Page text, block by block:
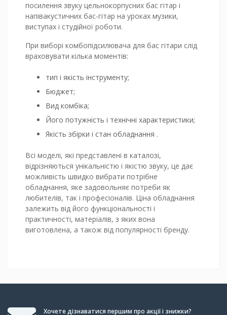
посилення звуку цельнокорпусних бас гітар і
напівакустичних бас-гітар на уроках музики,
виступах і студійної роботи.
При виборі комбопідсилювача для бас гітари слід
враховувати кілька моментів:
тип і якість інструменту;
Бюджет;
Вид комбіка;
Його потужність і технічні характеристики;
Якість збірки і стан обладнання .
Всі моделі, які представлені в каталозі,
відрізняються унікальністю і якістю звуку, це дає
можливість швидко вибрати потрібне
обладнання, яке задовольняє потреби як
любителів, так і професіоналів. Ціна обладнання
залежить від його функціональності і
практичності, матеріалів, з яких вона
виготовлена, а також від популярності бренду.
Хочете дізнаватися першим про акції і знижки?